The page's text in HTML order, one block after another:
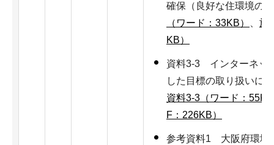
確保（良好な住環境の
（ワード：33KB）
施
KB）
資料3-3 インターネッ
した目標の取り扱いに
資料3-3（ワード：
F：226KB）
参考資料1 大阪府環境